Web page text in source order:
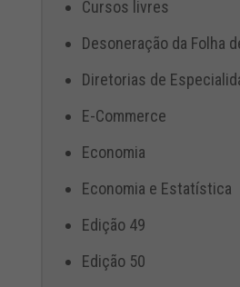
Cursos livres
Desoneração da Folha
Diretorias de
E-Commerce
Economia
Economia e Estatística
Edição 49
Edição 50